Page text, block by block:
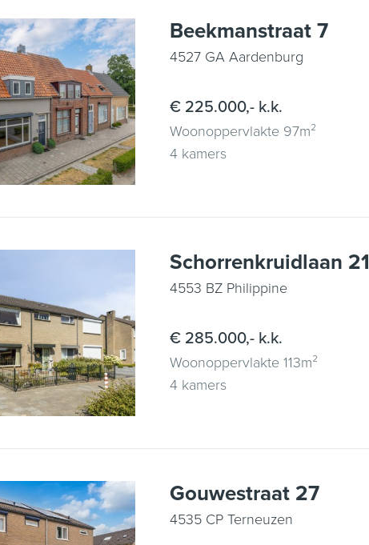
Beekmanstraat 7
4527 GA Aardenburg
€ 225.000,- k.k.
Woonoppervlakte 97m²
4 kamers
Schorrenkruidlaan 21
4553 BZ Philippine
€ 285.000,- k.k.
Woonoppervlakte 113m²
4 kamers
Gouwestraat 27
4535 CP Terneuzen